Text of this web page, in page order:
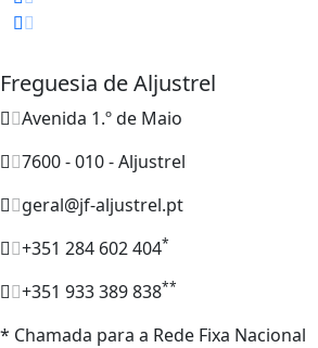
Freguesia de Aljustrel
Avenida 1.º de Maio
7600 - 010 - Aljustrel
geral@jf-aljustrel.pt
+351 284 602 404*
+351 933 389 838**
* Chamada para a Rede Fixa Nacional